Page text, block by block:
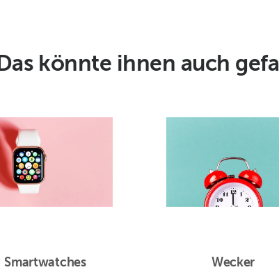
Das könnte ihnen auch
Smartwatches Wecker